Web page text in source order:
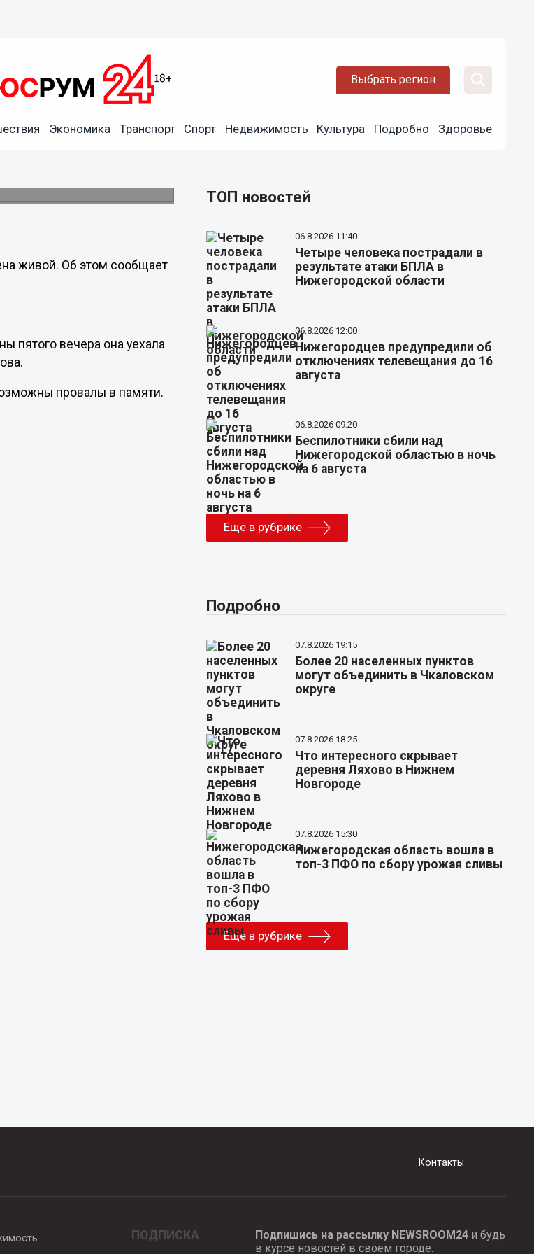
Выбрать регион
Экономика Транспорт Спорт Недвижимость Культура Подробно Здоровье
живой. Об этом сообщает
пятого вечера она уехала
провалы в памяти.
ТОП новостей
06.8.2026 11:40
Четыре человека пострадали в
результате атаки БПЛА в
Нижегородской области
06.8.2026 12:00
Нижегородцев предупредили об
отключениях телевещания до 16
августа
06.8.2026 09:20
Беспилотники сбили над
Нижегородской областью в ночь
на 6 августа
Еще в рубрике
Подробно
07.8.2026 19:15
Более 20 населенных пунктов
могут объединить в Чкаловском
округе
07.8.2026 18:25
Что интересного скрывает
деревня Ляхово в Нижнем
Новгороде
07.8.2026 15:30
Нижегородская область вошла в
топ-3 ПФО по сбору урожая сливы
Еще в рубрике
Контакты
ПОДПИСКА Подпишись на рассылку NEWSROOM24и будь
в курсе новостей в своём городе: